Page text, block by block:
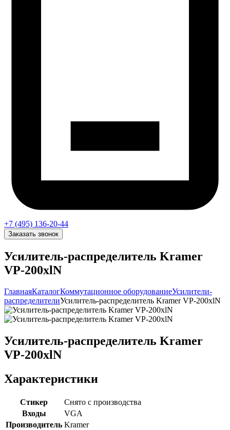
+7 (495) 136-20-44
Заказать звонок
Усилитель-распределитель Kramer
VP-200xlN
ГлавнаяКаталогКоммутационное оборудованиеУсилители-
распределителиУсилитель-распределитель Kramer VP-200xlN
Усилитель-распределитель Kramer
VP-200xlN
Характеристики
Стикер
Снято с производства
Входы
VGA
Производитель Kramer